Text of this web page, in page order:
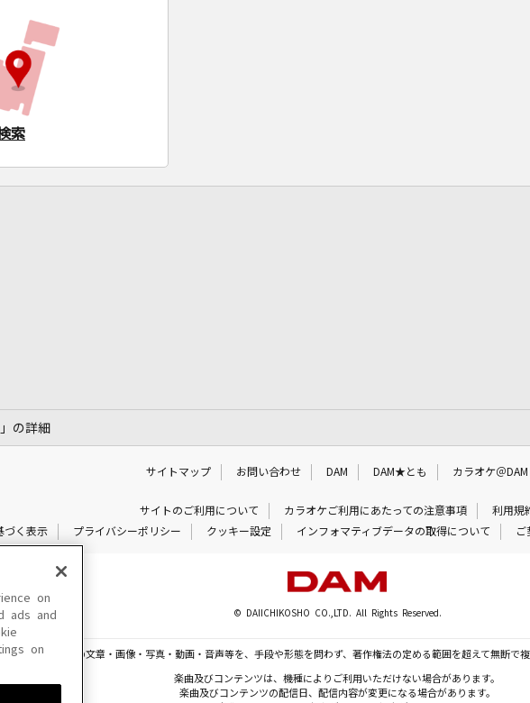
索
の詳細
サイトマップ お問い合わせ DAM DAM★とも カラオケ＠DAM
サイトのご利用について カラオケご利用にあたっての注意事項
利用規
づく表示
プライバシーポリシー クッキー設定 インフォマティブデータの取得について ご
© DAIICHIKOSHO CO.,LTD. All Rights Reserved.
されている一切の文章・画像・写真・動画・音声等を、手段や形態を問わず、著作権法の定める範囲を超えて無断で
楽曲及びコンテンツは、機種によりご利用いただけない場合があります。
楽曲及びコンテンツの配信日、配信内容が変更になる場合があります。
on
ads and
on